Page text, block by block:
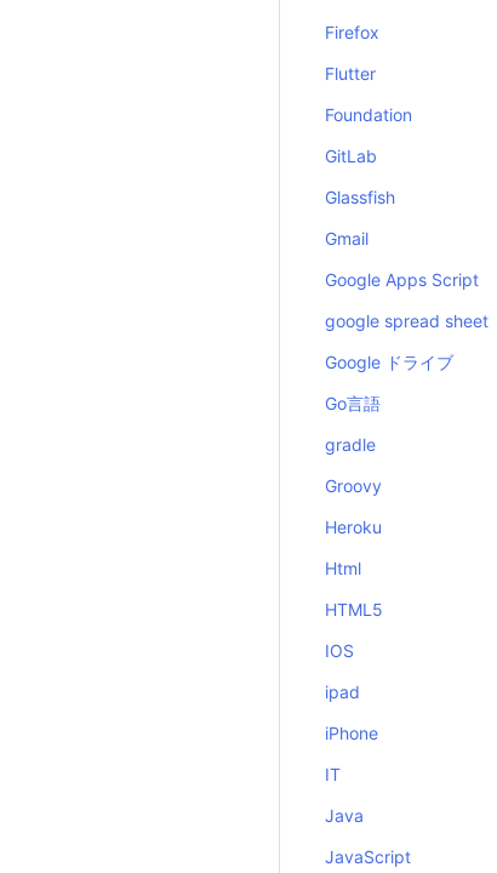
Firefox
Flutter
Foundation
GitLab
Glassfish
Gmail
Google Apps Script
google spread sheet
Google ドライブ
Go言語
gradle
Groovy
Heroku
Html
HTML5
IOS
ipad
iPhone
IT
Java
JavaScript